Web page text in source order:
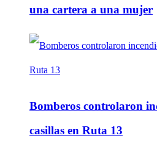
una cartera a una mujer
Bomberos controlaron
casillas en Ruta 13